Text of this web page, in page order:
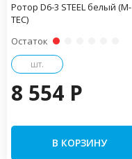
Ротор D6-3 STEEL белый (М-
ТЕС)
Остаток
шт.
8 554 P
В КОРЗИНУ